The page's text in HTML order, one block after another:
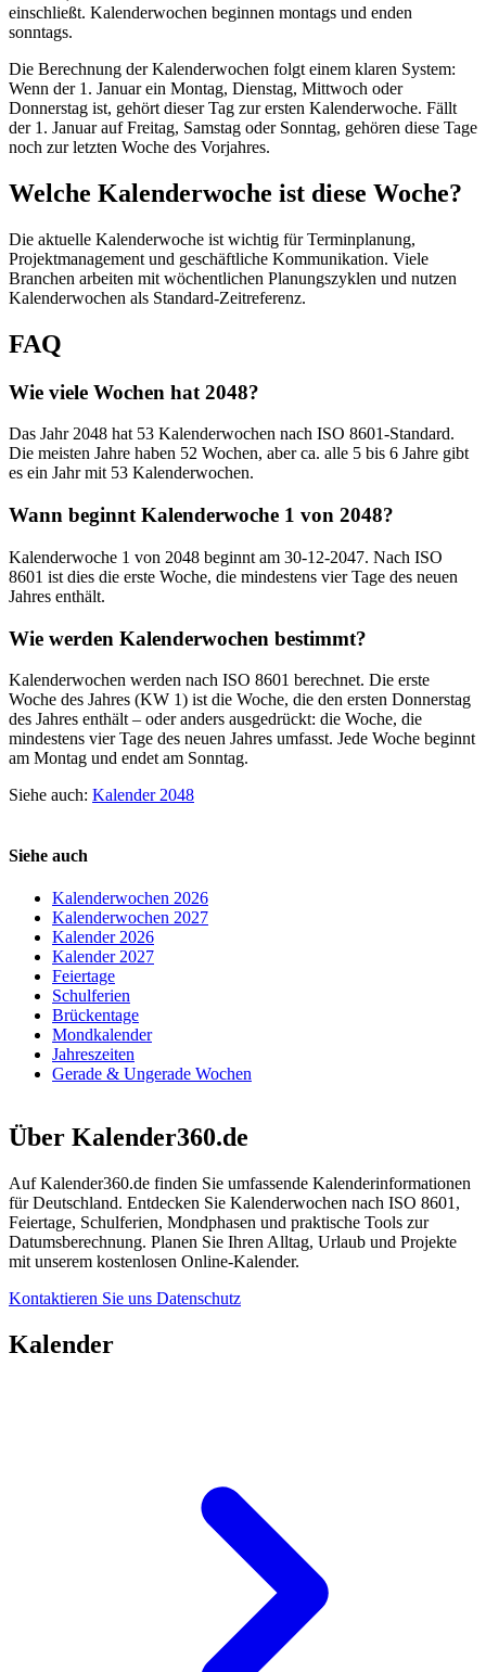
einschließt. Kalenderwochen beginnen montags und enden
sonntags.
Die Berechnung der Kalenderwochen folgt einem klaren System:
Wenn der 1. Januar ein Montag, Dienstag, Mittwoch oder
Donnerstag ist, gehört dieser Tag zur ersten Kalenderwoche. Fällt
der 1. Januar auf Freitag, Samstag oder Sonntag, gehören diese Tage
noch zur letzten Woche des Vorjahres.
Welche Kalenderwoche ist diese Woche?
Die aktuelle Kalenderwoche ist wichtig für Terminplanung,
Projektmanagement und geschäftliche Kommunikation. Viele
Branchen arbeiten mit wöchentlichen Planungszyklen und nutzen
Kalenderwochen als Standard-Zeitreferenz.
FAQ
Wie viele Wochen hat 2048?
Das Jahr 2048 hat 53 Kalenderwochen nach ISO 8601-Standard.
Die meisten Jahre haben 52 Wochen, aber ca. alle 5 bis 6 Jahre gibt
es ein Jahr mit 53 Kalenderwochen.
Wann beginnt Kalenderwoche 1 von 2048?
Kalenderwoche 1 von 2048 beginnt am 30-12-2047. Nach ISO
8601 ist dies die erste Woche, die mindestens vier Tage des neuen
Jahres enthält.
Wie werden Kalenderwochen bestimmt?
Kalenderwochen werden nach ISO 8601 berechnet. Die erste
Woche des Jahres (KW 1) ist die Woche, die den ersten Donnerstag
des Jahres enthält – oder anders ausgedrückt: die Woche, die
mindestens vier Tage des neuen Jahres umfasst. Jede Woche beginnt
am Montag und endet am Sonntag.
Siehe auch: Kalender 2048
Siehe auch
Kalenderwochen 2026
Kalenderwochen 2027
Kalender 2026
Kalender 2027
Feiertage
Schulferien
Brückentage
Mondkalender
Jahreszeiten
Gerade & Ungerade Wochen
Über Kalender360.de
Auf Kalender360.de finden Sie umfassende Kalenderinformationen
für Deutschland. Entdecken Sie Kalenderwochen nach ISO 8601,
Feiertage, Schulferien, Mondphasen und praktische Tools zur
Datumsberechnung. Planen Sie Ihren Alltag, Urlaub und Projekte
mit unserem kostenlosen Online-Kalender.
Kontaktieren Sie uns Datenschutz
Kalender